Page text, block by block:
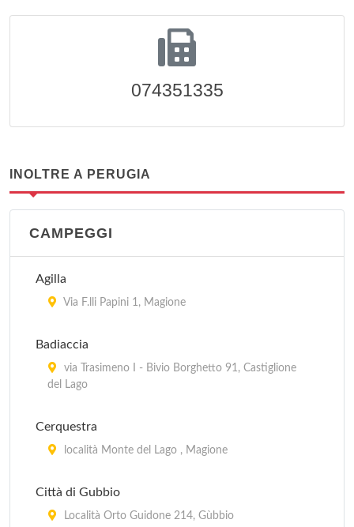
074351335
INOLTRE A PERUGIA
CAMPEGGI
Agilla
Via F.lli Papini 1, Magione
Badiaccia
via Trasimeno I - Bivio Borghetto 91, Castiglione
del Lago
Cerquestra
località Monte del Lago , Magione
Città di Gubbio
Località Orto Guidone 214, Gùbbio